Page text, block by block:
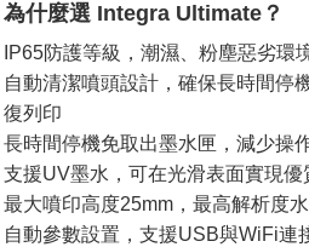
為什麼選 Integra Ultimate？
IP65防護等級，潮濕、粉塵惡劣環
自動清潔噴頭設計，確保長時間停
復列印
長時間停機免取出墨水匣，減少操
支援UV墨水，可在光滑表面實現優
最大噴印高度25mm，最高解析度
自動參數設置，支援USB與WiFi連